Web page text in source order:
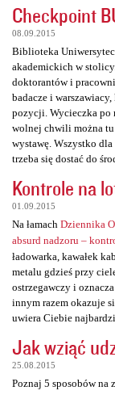
Checkpoint
08.09.2015
Biblioteka
akademickich w
doktorantów i
badacze i
pozycji. Wycieczka po
wolnej chwili można tu
wystawę. Wszystko
trzeba się dostać do
Kontrole na
01.09.2015
Na łamach Dziennika
absurd nadzoru –
ładowarka, kawałek
metalu gdzieś przy
ostrzegawczy i
innym razem okazuje
uwiera Ciebie
Jak wziąć
25.08.2015
Poznaj 5 sposobów na